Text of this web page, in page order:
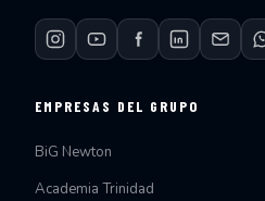
EMPRESAS DEL GRUPO
BiG Newton
Academia Trinidad